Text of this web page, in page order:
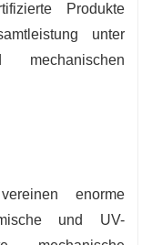
Produkte
unter
mechanischen
enorme
und UV-